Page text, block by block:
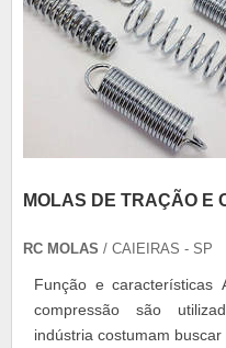
MOLAS DE TRAÇÃO E
RC MOLAS / CAIEIRAS - SP
Função e características As molas de tração e
compressão são
indústria costumam